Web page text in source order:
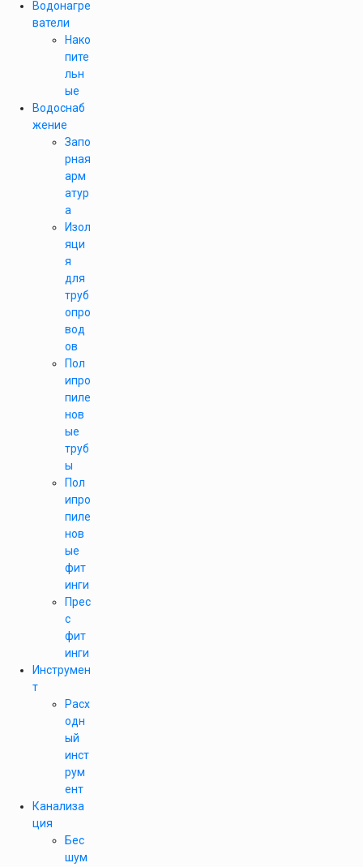
Водонагре
ватели
Нако
пите
льн
ые
Водоснаб
жение
Запо
рная
арм
атур
а
Изол
яци
я
для
труб
опро
вод
ов
Пол
ипро
пиле
нов
ые
труб
ы
Пол
ипро
пиле
нов
ые
фит
инги
Прес
с
фит
инги
Инструмен
т
Расх
одн
ый
инст
рум
ент
Канализа
ция
Бес
шум